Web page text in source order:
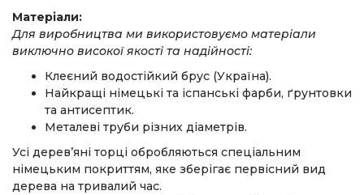
Матеріали:
Для виробництва ми використовуємо матеріали
виключно високої якості та надійності:
Клеєний водостійкий брус (Україна).
Найкращі німецькі та іспанські фарби, ґрунтовки
та антисептик.
Металеві труби різних діаметрів.
Усі дерев’яні торці обробляються спеціальним
німецьким покриттям, яке зберігає первісний вид
дерева на тривалий час.